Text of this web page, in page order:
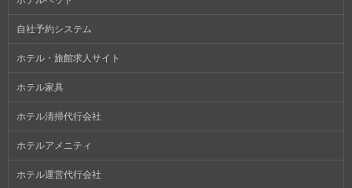
自社予約システム
ホテル・旅館求人サイト
ホテル家具
ホテル清掃代行会社
ホテルアメニティ
ホテル運営代行会社